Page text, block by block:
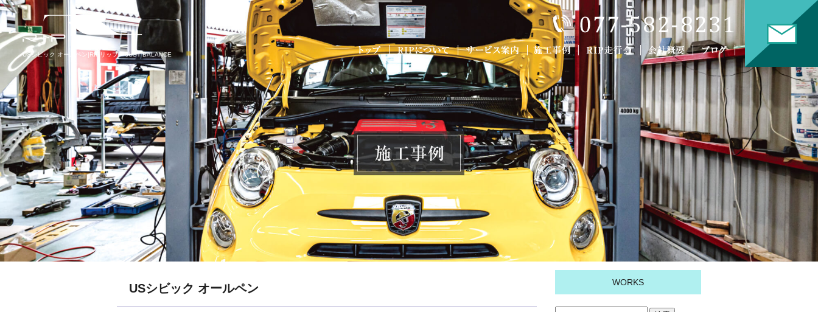
USシビック オールペン|RIPリップ – JUST BALANCE
USシビック オールペン WORKS